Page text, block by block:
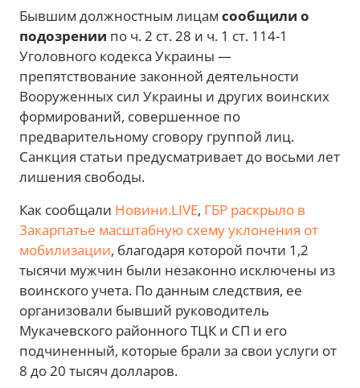
Бывшим должностным лицам сообщили о
подозрении по ч. 2 ст. 28 и ч. 1 ст. 114-1
Уголовного кодекса Украины —
препятствование законной деятельности
Вооруженных сил Украины и других воинских
формирований, совершенное по
предварительному сговору группой лиц.
Санкция статьи предусматривает до восьми лет
лишения свободы.
Как сообщали Новини.LIVE, ГБР раскрыло в
Закарпатье масштабную схему уклонения от
мобилизации, благодаря которой почти 1,2
тысячи мужчин были незаконно исключены из
воинского учета. По данным следствия, ее
организовали бывший руководитель
Мукачевского районного ТЦК и СП и его
подчиненный, которые брали за свои услуги от
8 до 20 тысяч долларов.